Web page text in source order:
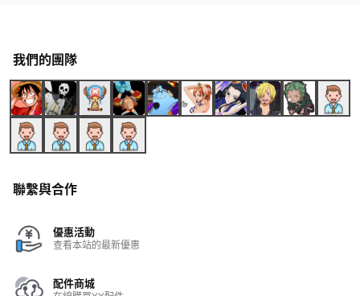
我們的團隊
聯繫與合作
優惠活動
查看本站的最新優惠
配件商城